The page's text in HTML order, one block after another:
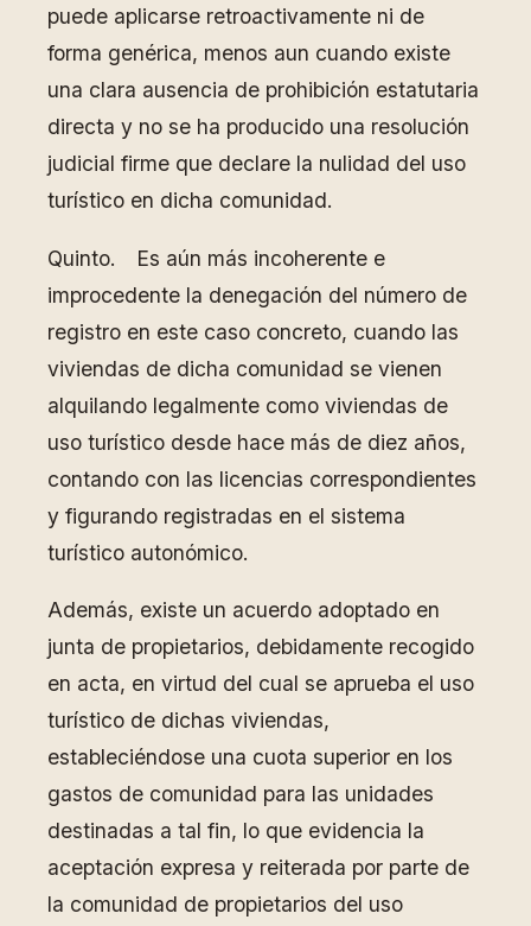
puede aplicarse retroactivamente ni de
forma genérica, menos aun cuando existe
una clara ausencia de prohibición estatutaria
directa y no se ha producido una resolución
judicial firme que declare la nulidad del uso
turístico en dicha comunidad.
Quinto. Es aún más incoherente e
improcedente la denegación del número de
registro en este caso concreto, cuando las
viviendas de dicha comunidad se vienen
alquilando legalmente como viviendas de
uso turístico desde hace más de diez años,
contando con las licencias correspondientes
y figurando registradas en el sistema
turístico autonómico.
Además, existe un acuerdo adoptado en
junta de propietarios, debidamente recogido
en acta, en virtud del cual se aprueba el uso
turístico de dichas viviendas,
estableciéndose una cuota superior en los
gastos de comunidad para las unidades
destinadas a tal fin, lo que evidencia la
aceptación expresa y reiterada por parte de
la comunidad de propietarios del uso